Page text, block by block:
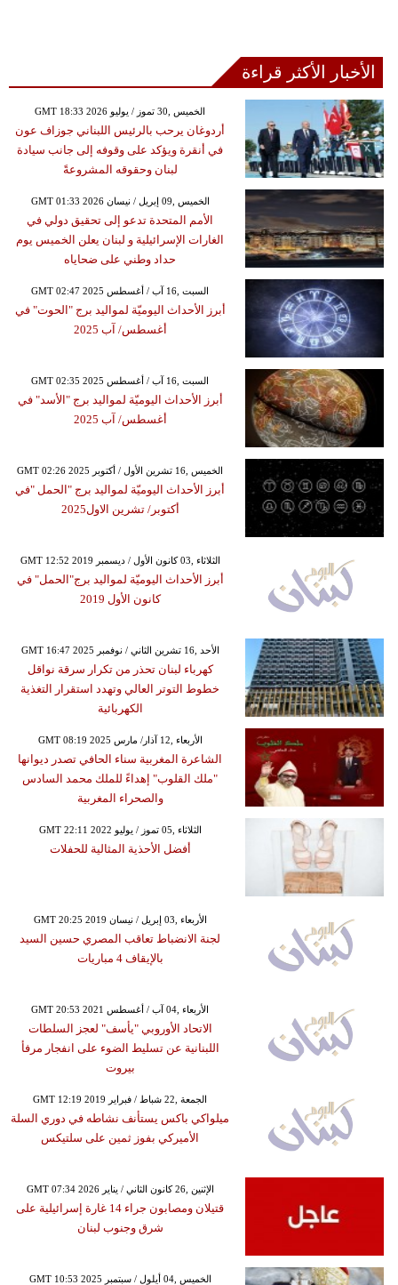
الأخبار الأكثر قراءة
GMT 18:33 2026 الخميس ,30 تموز / يوليو
أردوغان يرحب بالرئيس اللبناني جوزاف عون
في أنقرة ويؤكد على وقوفه إلى جانب سيادة
لبنان وحقوقه المشروعةً
GMT 01:33 2026 الخميس ,09 إبريل / نيسان
الأمم المتحدة تدعو إلى تحقيق دولي في
الغارات الإسرائيلية و لبنان يعلن الخميس يوم
حداد وطني على ضحاياه
GMT 02:47 2025 السبت ,16 آب / أغسطس
أبرز الأحداث اليوميّة لمواليد برج "الحوت" في
أغسطس/ آب 2025
GMT 02:35 2025 السبت ,16 آب / أغسطس
أبرز الأحداث اليوميّة لمواليد برج "الأسد" في
أغسطس/ آب 2025
GMT 02:26 2025 الخميس ,16 تشرين الأول / أكتوبر
أبرز الأحداث اليوميّة لمواليد برج "الحمل "في
أكتوبر/ تشرين الاول2025
GMT 12:52 2019 الثلاثاء ,03 كانون الأول / ديسمبر
أبرز الأحداث اليوميّة لمواليد برج"الحمل" في
كانون الأول 2019
GMT 16:47 2025 الأحد ,16 تشرين الثاني / نوفمبر
كهرباء لبنان تحذر من تكرار سرقة نواقل
خطوط التوتر العالي وتهدد استقرار التغذية
الكهربائية
GMT 08:19 2025 الأربعاء ,12 آذار/ مارس
الشاعرة المغربية سناء الحافي تصدر ديوانها
"ملك القلوب" إهداءً للملك محمد السادس
والصحراء المغربية
GMT 22:11 2022 الثلاثاء ,05 تموز / يوليو
أفضل الأحذية المثالية للحفلات
GMT 20:25 2019 الأربعاء ,03 إبريل / نيسان
لجنة الانضباط تعاقب المصري حسين السيد
بالإيقاف 4 مباريات
GMT 20:53 2021 الأربعاء ,04 آب / أغسطس
الاتحاد الأوروبي "يأسف" لعجز السلطات
اللبنانية عن تسليط الضوء على انفجار مرفأ
بيروت
GMT 12:19 2019 الجمعة ,22 شباط / فبراير
ميلواكي باكس يستأنف نشاطه في دوري السلة
الأميركي بفوز ثمين على سلتيكس
GMT 07:34 2026 الإثنين ,26 كانون الثاني / يناير
قتيلان ومصابون جراء 14 غارة إسرائيلية على
شرق وجنوب لبنان
GMT 10:53 2025 الخميس ,04 أيلول / سبتمبر